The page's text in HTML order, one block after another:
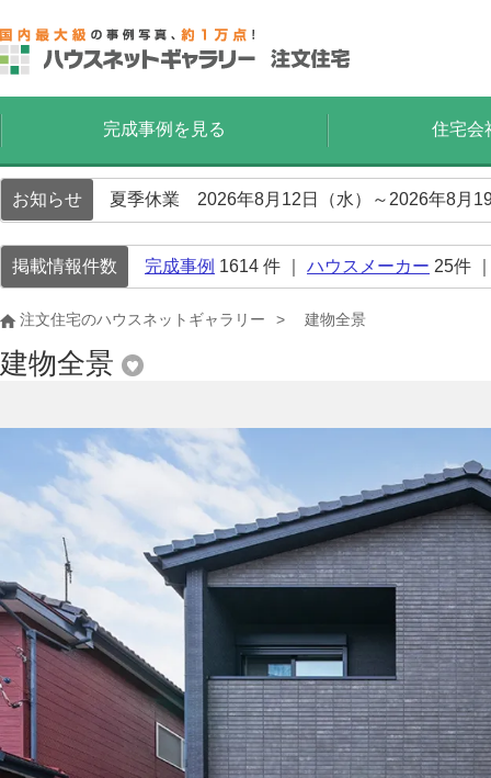
完成事例を見る 住宅会
お知らせ 夏季休業 2026年8月12日（水）～2026年8月
掲載情報件数 完成事例 1614 件 ｜ ハウスメーカー 25件
注文住宅のハウスネットギャラリー 建物全景
建物全景